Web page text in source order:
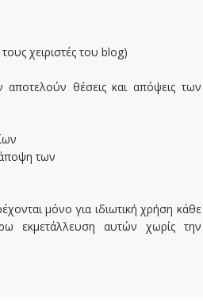
χειριστές του blog)
θέσεις και απόψεις των
των
μόνο για ιδιωτική χρήση κάθε
εκμετάλλευση αυτών χωρίς την